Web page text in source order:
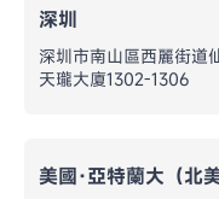
深圳
深圳市南山區西麗街道
天瓏大廈1302-1306
美國·亞特蘭大（北